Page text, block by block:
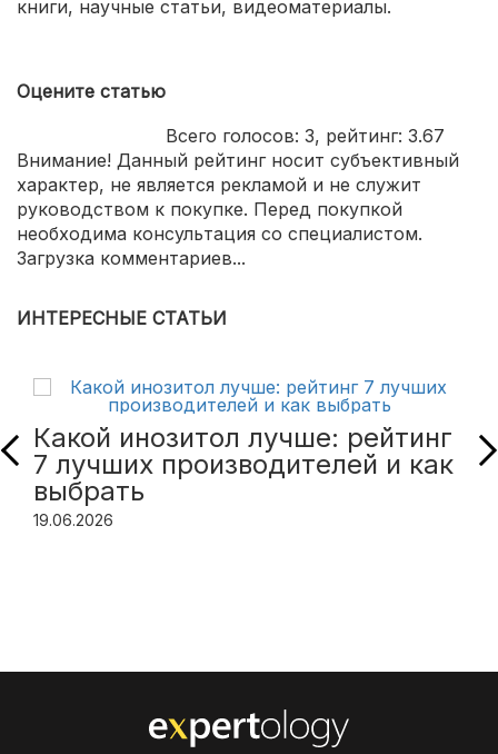
книги, научные статьи, видеоматериалы.
Оцените статью
Всего голосов: 3, рейтинг: 3.67
Внимание! Данный рейтинг носит субъективный
характер, не является рекламой и не служит
руководством к покупке. Перед покупкой
необходима консультация со специалистом.
Загрузка комментариев...
ИНТЕРЕСНЫЕ СТАТЬИ
Какой инозитол лучше: рейтинг
7 лучших производителей и как
выбрать
19.06.2026